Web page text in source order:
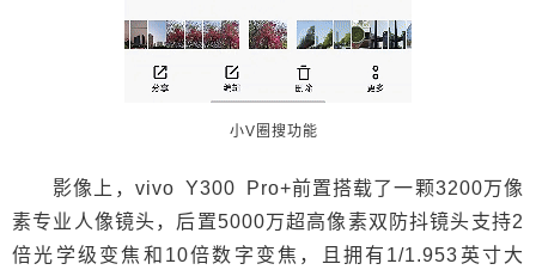
小V圈搜功能
影像上，vivo Y300 Pro+前置搭载了一颗3200万像
素专业人像镜头，后置5000万超高像素双防抖镜头支持2
倍光学级变焦和10倍数字变焦，且拥有1/1.953英寸大